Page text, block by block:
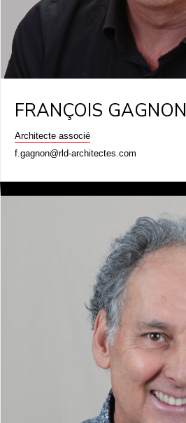
FRANÇOIS GAGNON
Architecte associé
f.gagnon@rld-architectes.com